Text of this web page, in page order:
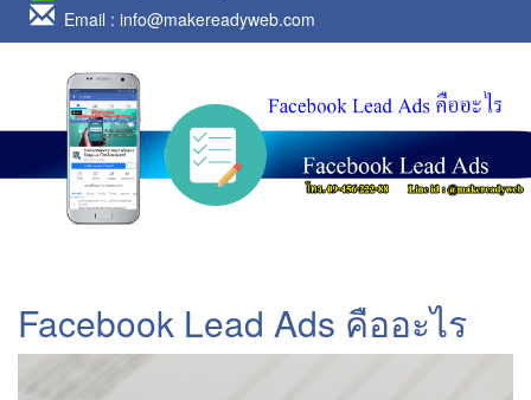
Email : info@makereadyweb.com
Facebook Lead Ads คืออะไร